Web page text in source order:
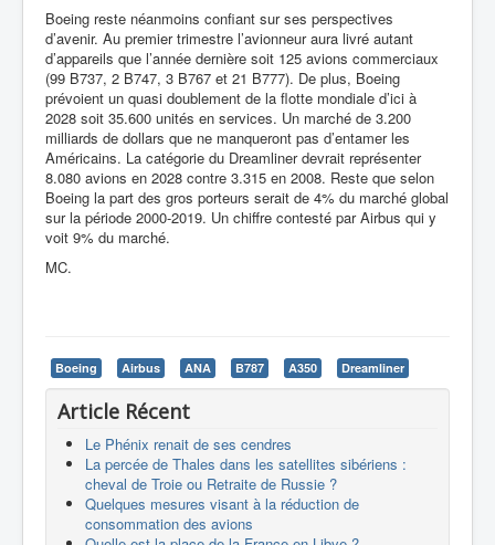
Boeing reste néanmoins confiant sur ses perspectives
d’avenir. Au premier trimestre l’avionneur aura livré autant
d’appareils que l’année dernière soit 125 avions commerciaux
(99 B737, 2 B747, 3 B767 et 21 B777). De plus, Boeing
prévoient un quasi doublement de la flotte mondiale d’ici à
2028 soit 35.600 unités en services. Un marché de 3.200
milliards de dollars que ne manqueront pas d’entamer les
Américains. La catégorie du Dreamliner devrait représenter
8.080 avions en 2028 contre 3.315 en 2008. Reste que selon
Boeing la part des gros porteurs serait de 4% du marché global
sur la période 2000-2019. Un chiffre contesté par Airbus qui y
voit 9% du marché.
MC.
Boeing Airbus ANA B787 A350 Dreamliner
Article Récent
Le Phénix renait de ses cendres
La percée de Thales dans les satellites sibériens :
cheval de Troie ou Retraite de Russie ?
Quelques mesures visant à la réduction de
consommation des avions